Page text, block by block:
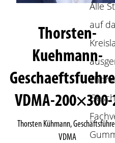
Thorsten-
Kuehmann-
VDMA-
Thorsten Kühmann,
VDMA
Alle
auf